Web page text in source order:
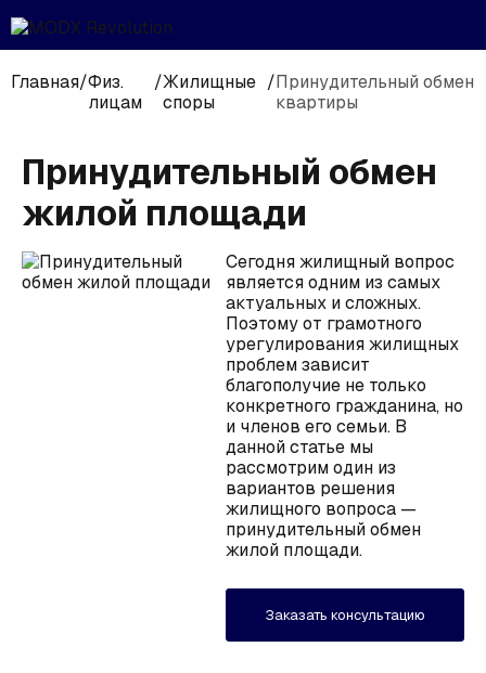
Главная/Физ.
лицам
/Жилищные
споры
/Принудительный обмен
квартиры
Принудительный обмен
жилой площади
Сегодня жилищный вопрос
является одним из самых
актуальных и сложных.
Поэтому от грамотного
урегулирования жилищных
проблем зависит
благополучие не только
конкретного гражданина, но
и членов его семьи. В
данной статье мы
рассмотрим один из
вариантов решения
жилищного вопроса —
принудительный обмен
жилой площади.
Заказать консультацию